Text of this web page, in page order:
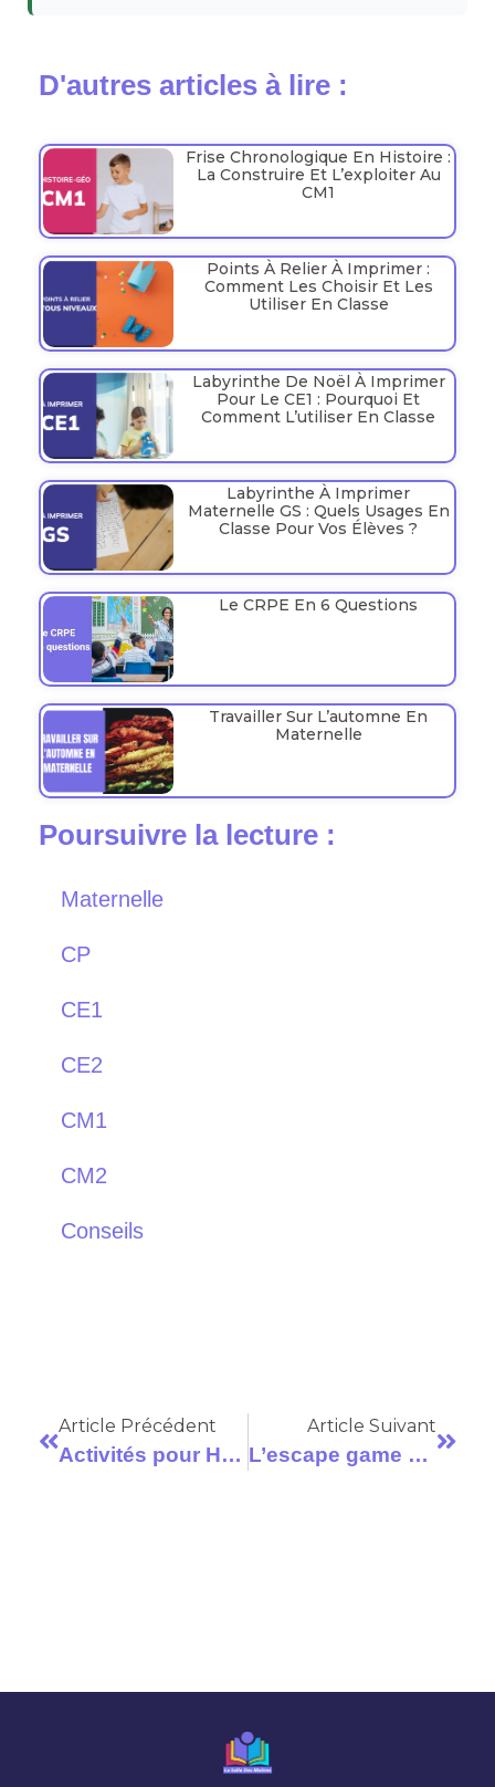
D'autres articles à lire :
Frise Chronologique En Histoire :
La Construire Et L’exploiter Au
CM1
Points À Relier À Imprimer :
Comment Les Choisir Et Les
Utiliser En Classe
Labyrinthe De Noël À Imprimer
Pour Le CE1 : Pourquoi Et
Comment L’utiliser En Classe
Labyrinthe À Imprimer
Maternelle GS : Quels Usages En
Classe Pour Vos Élèves ?
Le CRPE En 6 Questions
Travailler Sur L’automne En
Maternelle
Poursuivre la lecture :
Maternelle
CP
CE1
CE2
CM1
CM2
Conseils
Article Précédent
Activités pour Halloween en classe : Nos idées
Article Suivant
L’escape game s’invite dans les classes